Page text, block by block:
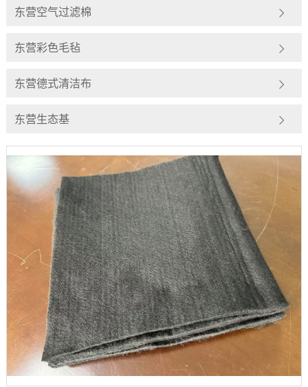
东营空气过滤棉
东营彩色毛毡
东营德式清洁布
东营生态基